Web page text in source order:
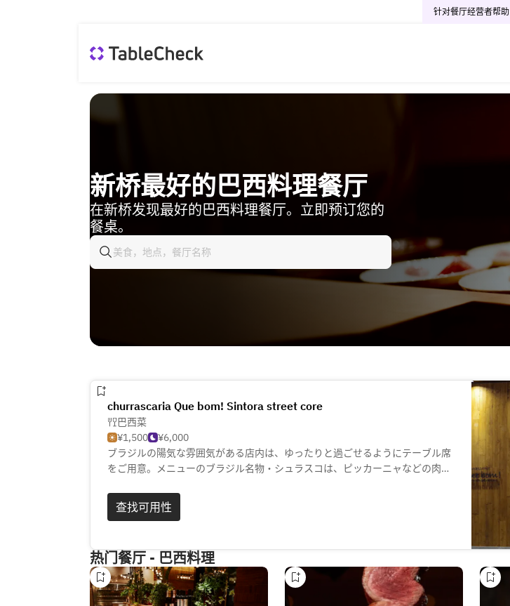
针对餐厅经营者帮助
新桥最好的巴西料理餐厅
在新桥发现最好的巴西料理餐厅。立即预订您的
餐桌。
churrascaria Que bom! Sintora street core
巴西菜
¥1,500
¥6,000
ブラジルの陽気な雰囲気がある店内は、ゆったりと過ごせるようにテーブル席
をご用意。メニューのブラジル名物・シュラスコは、ピッカーニャなどの肉の
ル郷土料理では、豚肉などを一緒に煮込んだフェイジョアーダなどを楽しめま
す。ブラジルカクテル・カイピリーニャと一緒にお楽しみください。
查找可用性
热门餐厅 - 巴西料理